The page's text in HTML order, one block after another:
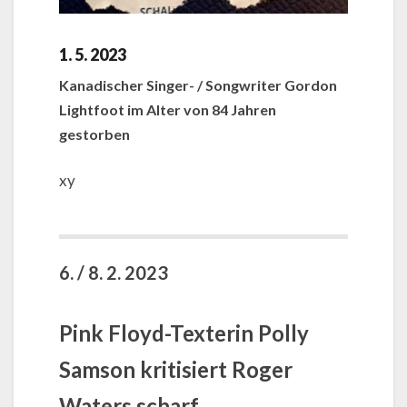
1. 5. 2023
Kanadischer Singer- / Songwriter Gordon
Lightfoot im Alter von 84 Jahren
gestorben
xy
6. / 8. 2. 2023
Pink Floyd-Texterin Polly
Samson kritisiert Roger